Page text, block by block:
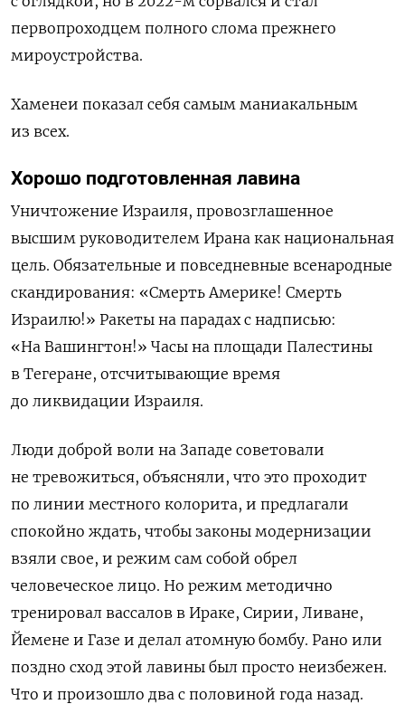
первопроходцем полного слома прежнего
мироустройства.
Хаменеи показал себя самым маниакальным
из всех.
Хорошо подготовленная лавина
Уничтожение Израиля, провозглашенное
высшим руководителем Ирана как национальная
цель. Обязательные и повседневные всенародные
скандирования: «Смерть Америке! Смерть
Израилю!» Ракеты на парадах с надписью:
«На Вашингтон!» Часы на площади Палестины
в Тегеране, отсчитывающие время
до ликвидации Израиля.
Люди доброй воли на Западе советовали
не тревожиться, объясняли, что это проходит
по линии местного колорита, и предлагали
спокойно ждать, чтобы законы модернизации
взяли свое, и режим сам собой обрел
человеческое лицо. Но режим методично
тренировал вассалов в Ираке, Сирии, Ливане,
Йемене и Газе и делал атомную бомбу. Рано или
поздно сход этой лавины был просто неизбежен.
Что и произошло два с половиной года назад.